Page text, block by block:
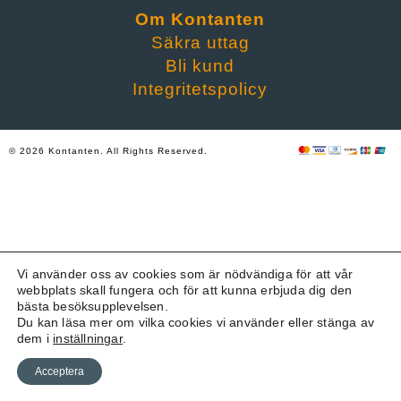
Om Kontanten
Säkra uttag
Bli kund
Integritetspolicy
© 2026 Kontanten. All Rights Reserved.
Vi använder oss av cookies som är nödvändiga för att vår
webbplats skall fungera och för att kunna erbjuda dig den
bästa besöksupplevelsen.
Du kan läsa mer om vilka cookies vi använder eller stänga av
dem i inställningar.
Acceptera